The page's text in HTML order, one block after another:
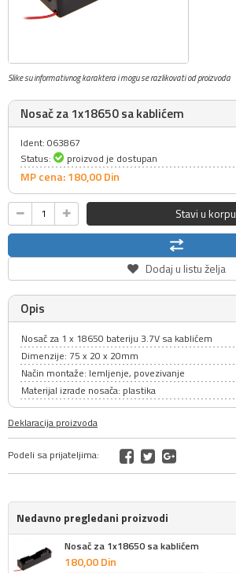
Slike su informativnog karaktera i mogu se razlikovati od proizvoda
Nosač za 1x18650 sa kablićem
Ident: 063867
Status:
proizvod je dostupan
MP cena: 180,00Din
Stavi u korpu
Dodaj u listu želja
Opis
Nosač za 1 x 18650 bateriju 3.7V sa kablićem
Dimenzije: 75 x 20 x 20mm
Način montaže: lemljenje, povezivanje
Materijal izrade nosača: plastika
Deklaracija proizvoda
Podeli sa prijateljima:
Nedavno pregledani proizvodi
Nosač za 1x18650 sa kablićem
180,00Din